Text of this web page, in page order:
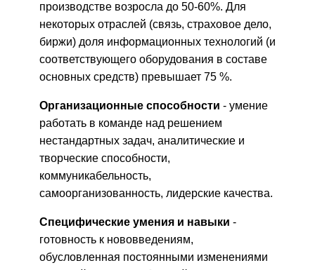
производстве возросла до 50-60%. Для
некоторых отраслей (связь, страховое дело,
биржи) доля информационных технологий (и
соответствующего оборудования в составе
основных средств) превышает 75 %.
Организационные способности - умение
работать в команде над решением
нестандартных задач, аналитические и
творческие способности,
коммуникабельность,
самоорганизованность, лидерские качества.
Специфические умения и навыки -
готовность к нововведениям,
обусловленная постоянными изменениями